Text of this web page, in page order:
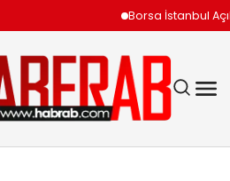
Borsa İstanbul